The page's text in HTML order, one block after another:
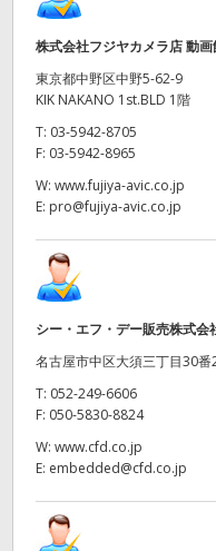
株式会社フジヤカメラ店 動画
東京都中野区中野5-62-9
KIK NAKANO 1st.BLD 1階
T: 03-5942-8705
F: 03-5942-8965
W: www.fujiya-avic.co.jp
E: pro@fujiya-avic.co.jp
シー・エフ・デー販売株式会
名古屋市中区大須三丁目30
T: 052-249-6606
F: 050-5830-8824
W: www.cfd.co.jp
E: embedded@cfd.co.jp